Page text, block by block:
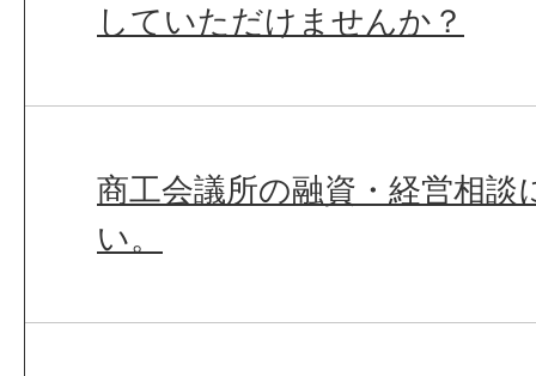
していただけませんか？
商工会議所の融資・経営相談
い。